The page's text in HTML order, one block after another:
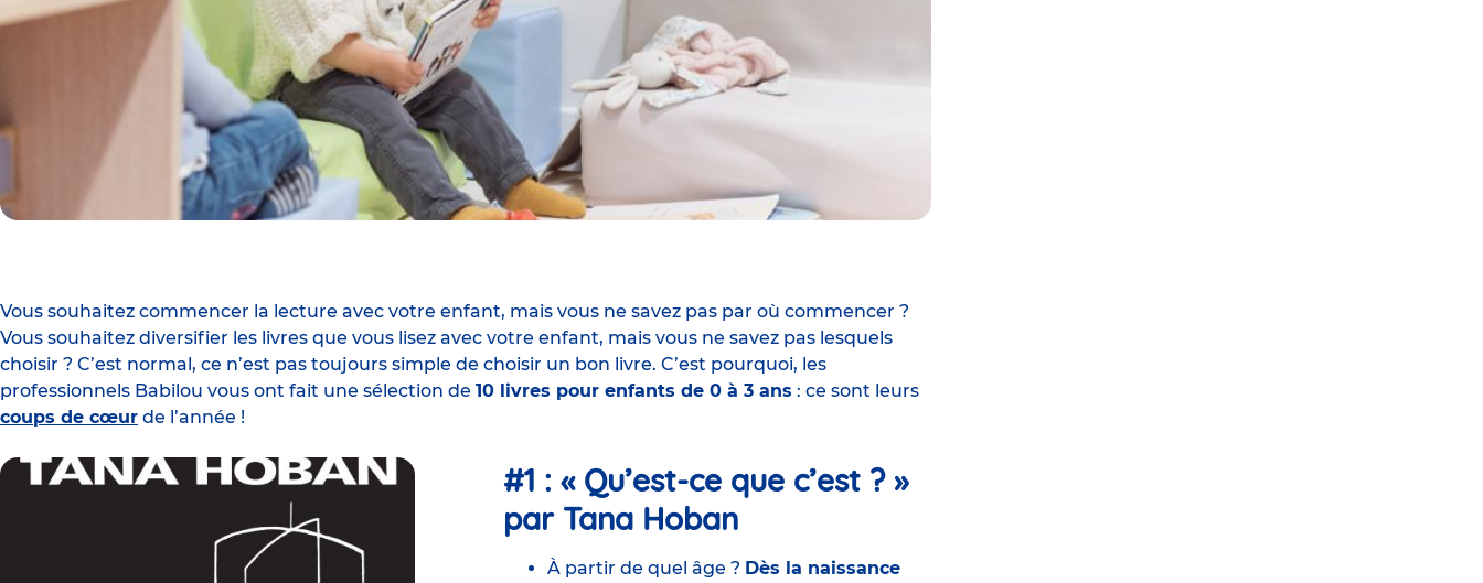
Vous souhaitez commencer la lecture avec votre enfant, mais vous ne savez pas par où commencer ?
Vous souhaitez diversifier les livres que vous lisez avec votre enfant, mais vous ne savez pas lesquels
choisir ? C’est normal, ce n’est pas toujours simple de choisir un bon livre. C’est pourquoi, les
professionnels Babilou vous ont fait une sélection de 10 livres pour enfants de 0 à 3 ans : ce sont leurs
coups de cœur de l’année !
#1 : « Qu’est-ce que c’est ? »
par Tana Hoban
À partir de quel âge ? Dès la naissance